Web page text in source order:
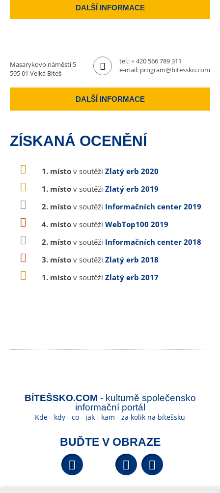
DALŠÍ INFORMACE
Masarykovo náměstí 5
595 01 Velká Bíteš
tel.:+ 420 566 789 311
e-mail: program@bitessko.com
DALŠÍ INFORMACE
ZÍSKANÁ OCENĚNÍ
1. místo v soutěži Zlatý erb 2020
1. místo v soutěži Zlatý erb 2019
2. místo v soutěži Informačních center 2019
4. místo v soutěži WebTop100 2019
2. místo v soutěži Informačních center 2018
3. místo v soutěži Zlatý erb 2018
1. místo v soutěži Zlatý erb 2017
BÍTEŠSKO.COM - kulturně společensko
informační portál
Kde - kdy - co - jak - kam - za kolik na bítešsku
BUĎTE V OBRAZE
Facebook YouTube